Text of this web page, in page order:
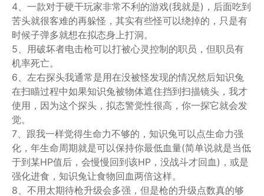
4、一款对于硬干玩家非常不利的游戏(我就是)，后面吃到
苦头就很客难的再躲怪，其实有些怪可以绕掉的，只是有
时候子弹多就想在拟态身上打洞。
5、用破坏者电击枪可以打被心灵控制的职员，但职员有
机率死亡。
6、左右探头我通常是用在没被怪发现的情况然后知识兔
在扫瞄过程中如果知识兔被物体遮住挡到扫描镜头，我才
使用，因为这个探头，拟态警觉性很高，你一探它就会发
觉。
7、跟我一样觉得生命力不够的，知识兔可以点生命力强
化，年生命周期就是可以保持你最低血量(简单说就是当低
于到某HP值后，会慢慢回到该HP，没战斗才回血)，或是
强化进食，知识兔让食物回血两倍这样。
8、不用太期待枪升级会多强，但是枪的升级点数真的够